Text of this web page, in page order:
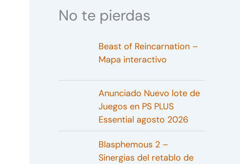
No te pierdas
Beast of Reincarnation –
Mapa interactivo
Anunciado Nuevo lote de
Juegos en PS PLUS
Essential agosto 2026
Blasphemous 2 –
Sinergias del retablo de